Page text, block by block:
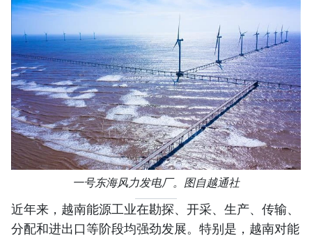
一号东海风力发电厂。图自越通社
近年来，越南能源工业在勘探、开采、生产、传输、
分配和进出口等阶段均强劲发展。特别是，越南对能